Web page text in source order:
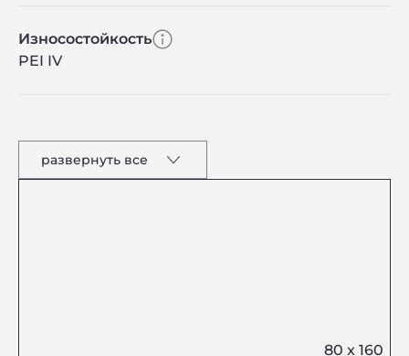
Износостойкость
PEI IV
развернуть все